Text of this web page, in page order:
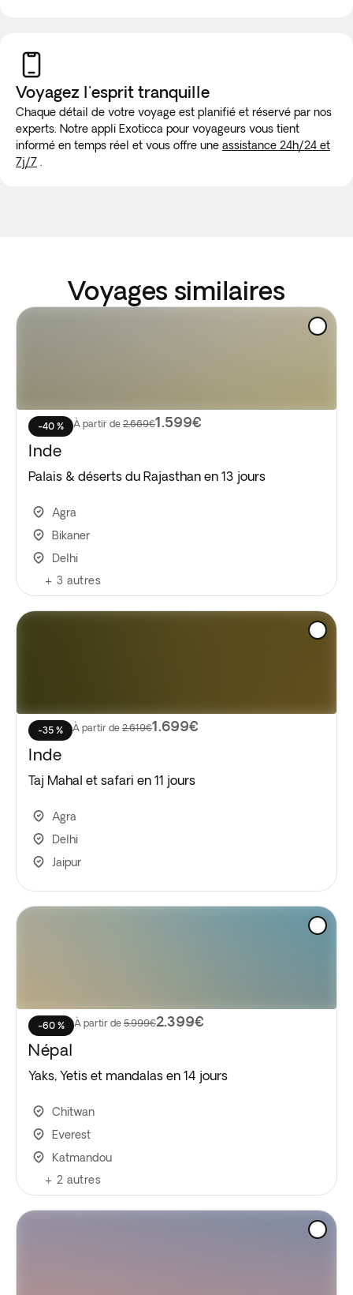
Voyagez l'esprit tranquille
Chaque détail de votre voyage est planifié et réservé par nos
experts. Notre appli Exoticca pour voyageurs vous tient
informé en temps réel et vous offre une assistance 24h/24 et
7j/7
Voyages similaires
-40 % À partir de 2.669€1.599€
Inde
Palais & déserts du Rajasthan en 13 jours
Agra
Bikaner
Delhi
+ 3 autres
-35 % À partir de 2.619€1.699€
Inde
Taj Mahal et safari en 11 jours
Agra
Delhi
Jaipur
-60 % À partir de 5.999€2.399€
Népal
Yaks, Yetis et mandalas en 14 jours
Chitwan
Everest
Katmandou
+ 2 autres